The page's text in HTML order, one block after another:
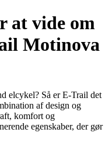
at vide om
Motinova
elcykel? Så er E-Trail det
af design og
komfort og
egenskaber, der gør